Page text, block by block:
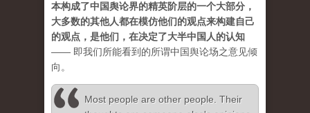
本构成了中国舆论界的精英阶层的一个大部分，
大多数的其他人都在模仿他们的观点来构建自己
的观点，是他们，在决定了大半中国人的认知
—— 即我们所能看到的所谓中国舆论场之意见倾
向。
Most people are other people. Their